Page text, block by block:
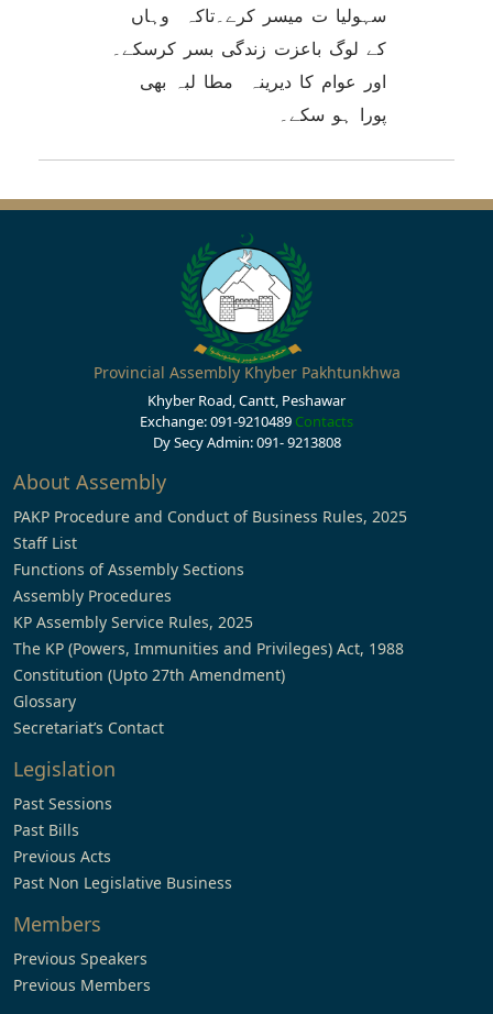
سہولیا ت میسر کرے۔تاکہ وہاں
کے لوگ باعزت زندگی بسر کرسکے۔
اور عوام کا دیرینہ مطا لبہ بھی
پورا ہو سکے۔
Provincial Assembly Khyber Pakhtunkhwa
Khyber Road, Cantt, Peshawar
Exchange: 091-9210489 Contacts
Dy Secy Admin: 091- 9213808
About Assembly
PAKP Procedure and Conduct of Business Rules, 2025
Staff List
Functions of Assembly Sections
Assembly Procedures
KP Assembly Service Rules, 2025
The KP (Powers, Immunities and Privileges) Act, 1988
Constitution (Upto 27th Amendment)
Glossary
Secretariat’s Contact
Legislation
Past Sessions
Past Bills
Previous Acts
Past Non Legislative Business
Members
Previous Speakers
Previous Members